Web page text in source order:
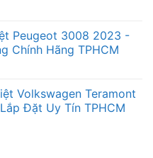
Peugeot 3008 2023 -
Chính Hãng TPHCM
Volkswagen Teramont
Đặt Uy Tín TPHCM